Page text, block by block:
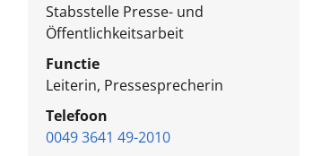
Stabsstelle Presse- und
Öffentlichkeitsarbeit
Functie
Leiterin, Pressesprecherin
Telefoon
0049 3641 49-2010